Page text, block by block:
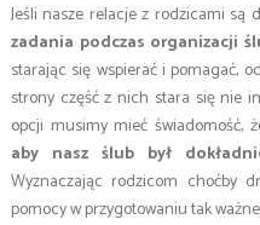
Jeśli nasze relacje z rodzicami są
zadania podczas organizacji
starając się wspierać i pomagać,
strony część z nich stara się nie
opcji musimy mieć świadomość,
aby nasz ślub był
Wyznaczając rodzicom choćby
pomocy w przygotowaniu tak